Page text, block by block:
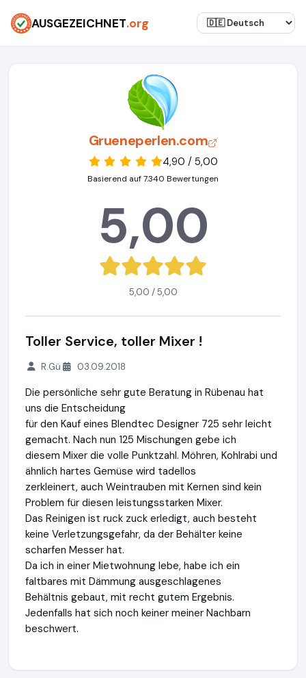
AUSGEZEICHNET.org
Grueneperlen.com
4,90 / 5,00
Basierend auf 7.340 Bewertungen
5,00
5,00 / 5,00
Toller Service, toller Mixer !
R.Gü 03.09.2018
Die persönliche sehr gute Beratung in Rübenau hat
uns die Entscheidung
für den Kauf eines Blendtec Designer 725 sehr leicht
gemacht. Nach nun 125 Mischungen gebe ich
diesem Mixer die volle Punktzahl. Möhren, Kohlrabi und
ähnlich hartes Gemüse wird tadellos
zerkleinert, auch Weintrauben mit Kernen sind kein
Problem für diesen leistungsstarken Mixer.
Das Reinigen ist ruck zuck erledigt, auch besteht
keine Verletzungsgefahr, da der Behälter keine
scharfen Messer hat.
Da ich in einer Mietwohnung lebe, habe ich ein
faltbares mit Dämmung ausgeschlagenes
Behältnis gebaut, mit recht gutem Ergebnis.
Jedenfalls hat sich noch keiner meiner Nachbarn
beschwert.